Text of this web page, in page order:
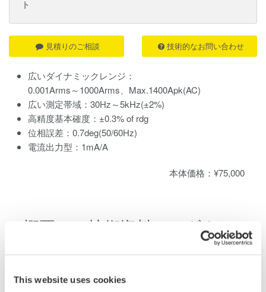
This website uses cookies
広いダイナミックレンジ：
0.001Arms～1000Arms、Max.1400Apk(AC)
広い測定帯域：30Hz～5kHz(±2%)
高精度基本確度：±0.3% of rdg
位相誤差：0.7deg(50/60Hz)
電流出力型：1mA/A
本体価格：¥75,000
見積りのご相談 技術的なお問い合わせ
ト
概要 技術資料 ダウンロ
電流クランプオンプローブは、電力計の仕様範囲を超え